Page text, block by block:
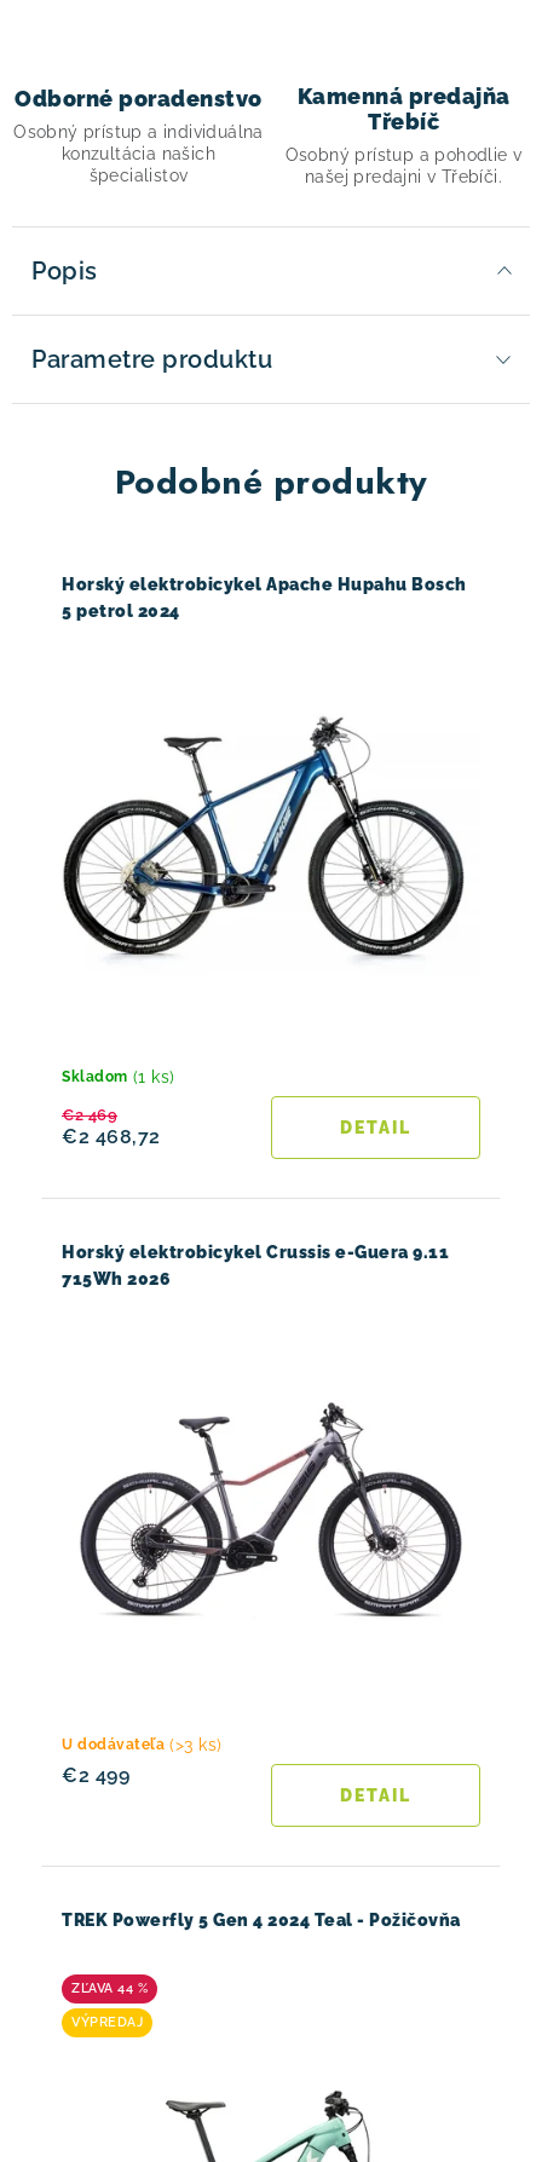
Odborné poradenstvo
Osobný prístup a individuálna
konzultácia našich
špecialistov
Kamenná predajňa
Třebíč
Osobný prístup a pohodlie v
našej predajni v Třebíči.
Popis
Parametre produktu
Podobné produkty
Horský elektrobicykel Apache Hupahu Bosch
5 petrol 2024
Skladom (1 ks)
€2 468,72
€2 469
DETAIL
Horský elektrobicykel Crussis e-Guera 9.11
715Wh 2026
U dodávateľa (>3 ks)
€2 499
DETAIL
TREK Powerfly 5 Gen 4 2024 Teal - Požičovňa
44 %
VÝPREDAJ